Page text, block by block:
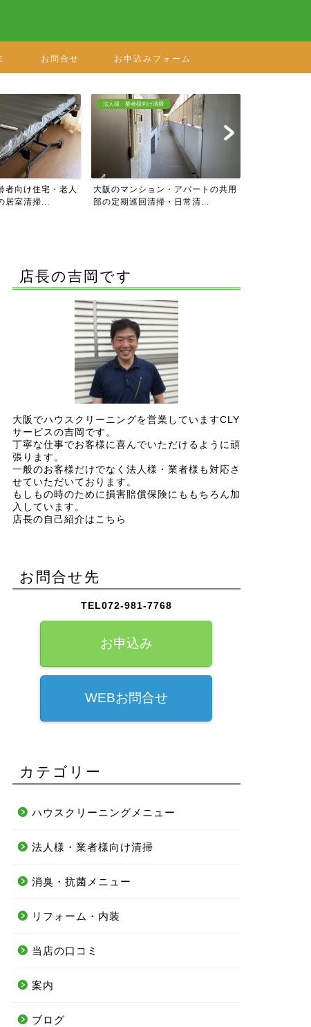
お問合せ お申込みフォーム
・アパートの共用
・日常清...
ハウスクリーニングメニュー
水廻りパックB キッチン・浴室・洗
面台・トイレのフルセッ...
店長の吉岡です
大阪でハウスクリーニングを営業していますCLY
サービスの吉岡です。
丁寧な仕事でお客様に喜んでいただけるように頑
張ります。
一般のお客様だけでなく法人様・業者様も対応さ
せていただいております。
もしもの時のために損害賠償保険にももちろん加
入しています。
店長の自己紹介はこちら
お問合せ先
TEL072-981-7768
お申込み
WEBお問合せ
カテゴリー
ハウスクリーニングメニュー
法人様・業者様向け清掃
消臭・抗菌メニュー
リフォーム・内装
当店の口コミ
案内
ブログ